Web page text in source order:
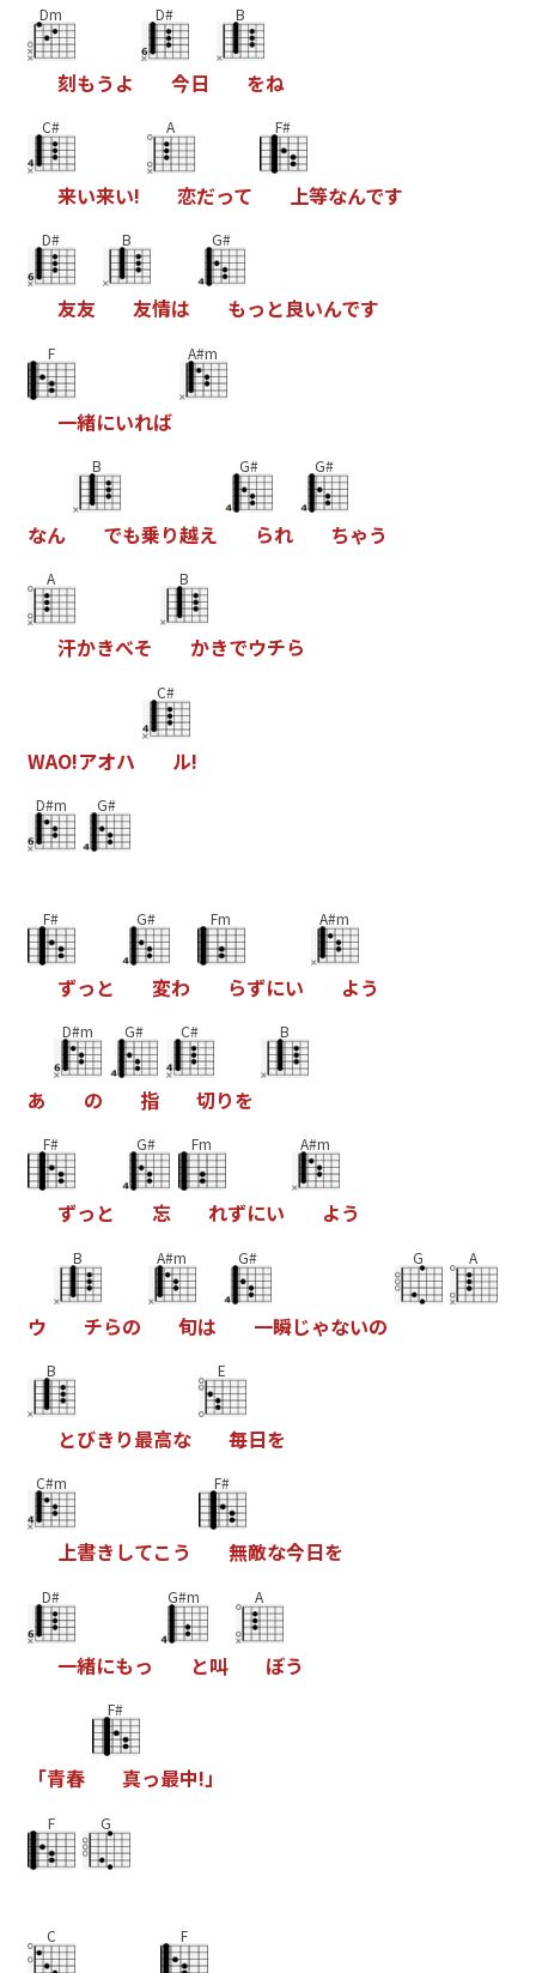
Dm
刻もう よ
D#
今日
B
をね
C#
来い来い!
A
恋たって
F#
上等なんてす
D#
友友
B
友情は
G#
もっ と良いんてす
F
一緒にいれは
A#m
なん
B
ても乗り越え
G#
られ
G#
ちゃう
A
汗かきへそ
B
かきてウチら
WAO!アオハ
C#
ル!
D#m G#
F#
すっ と
G#
変わ
Fm
らすにい
A#m
よう
あ
D#m
の
G#
指
C#
切りを
B
F#
すっ と
G#
忘
Fm
れすにい
A#m
よう
ウ
B
チらの
A#m
旬は
G#
一瞬しゃないの
G A
B
とひき り最高な
E
毎日を
C#m
上書き してこ う
F#
無敵な今日を
D#
一緒にもっ
G#m
と叫
A
ほう
「青春
F#
真っ最中!」
F G
C F